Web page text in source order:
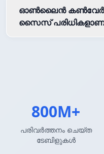
ഓൺലൈൻ
സൈസ്
800M+
പരിവർത്തനം ചെയ്ത
ടേബിളുകൾ